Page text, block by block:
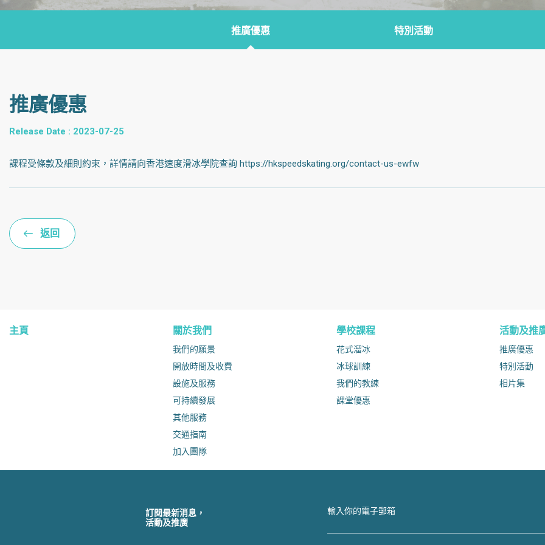
推廣優惠 特別活動
推廣優惠
Release Date : 2023-07-25
課程受條款及細則約束，詳情請向香港速度滑冰學院查詢 https://hkspeedskating.org/contact-us-ewfw
返回
主頁 關於我們
我們的願景
開放時間及收費
設施及服務
可持續發展
其他服務
交通指南
加入團隊
學校課程
花式溜冰
冰球訓練
我們的教練
課堂優惠
活動及推
推廣優惠
特別活動
相片集
訂閱最新消息，
活動及推廣